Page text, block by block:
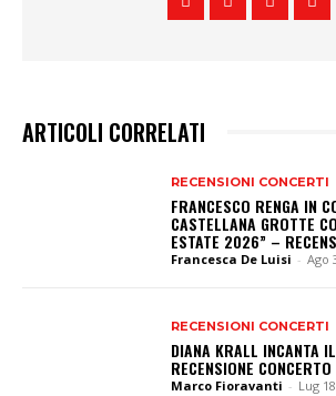
ARTICOLI CORRELATI
RECENSIONI CONCERTI
FRANCESCO RENGA IN
CASTELLANA GROTTE
ESTATE 2026” –
Francesca De Luisi - Ago
RECENSIONI CONCERTI
DIANA KRALL INCANTA
RECENSIONE CONCERTO
Marco Fioravanti - Lug